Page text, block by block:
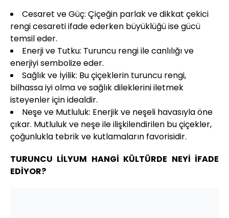
Cesaret ve Güç: Çiçeğin parlak ve dikkat çekici
rengi cesareti ifade ederken büyüklüğü ise gücü
temsil eder.
Enerji ve Tutku: Turuncu rengi ile canlılığı ve
enerjiyi sembolize eder.
Sağlık ve İyilik: Bu çiçeklerin turuncu rengi,
bilhassa iyi olma ve sağlık dileklerini iletmek
isteyenler için idealdir.
Neşe ve Mutluluk: Enerjik ve neşeli havasıyla öne
çıkar. Mutluluk ve neşe ile ilişkilendirilen bu çiçekler,
çoğunlukla tebrik ve kutlamaların favorisidir.
TURUNCU LİLYUM HANGİ KÜLTÜRDE NEYİ İFADE
EDİYOR?